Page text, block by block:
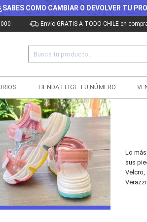
COMO CAMBIAR O DEVOLVER TU
Envío GRATIS A TODO CHILE en
TIENDA ELIGE TU NÚMERO
Lo
sus
Velcro,